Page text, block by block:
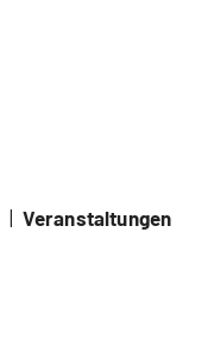
| Veranstaltungen